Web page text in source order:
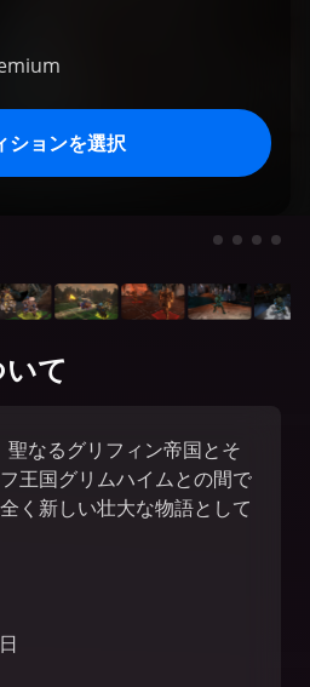
ションを選択
て
聖なるグリフィン帝国とそ
王国グリムハイムとの間で
く新しい壮大な物語として